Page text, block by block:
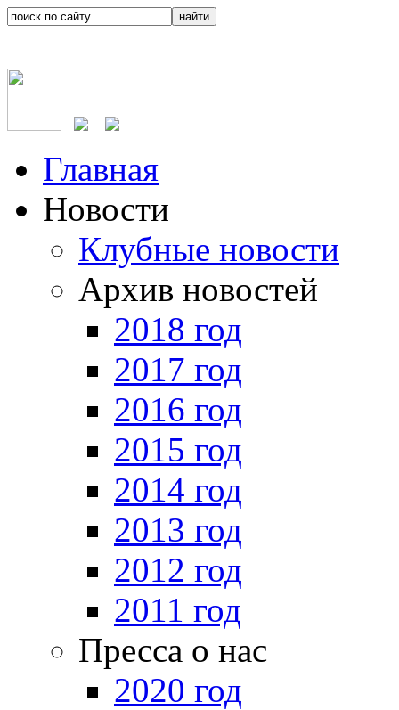
Главная
Новости
Клубные новости
Архив новостей
2018 год
2017 год
2016 год
2015 год
2014 год
2013 год
2012 год
2011 год
Пресса о нас
2020 год